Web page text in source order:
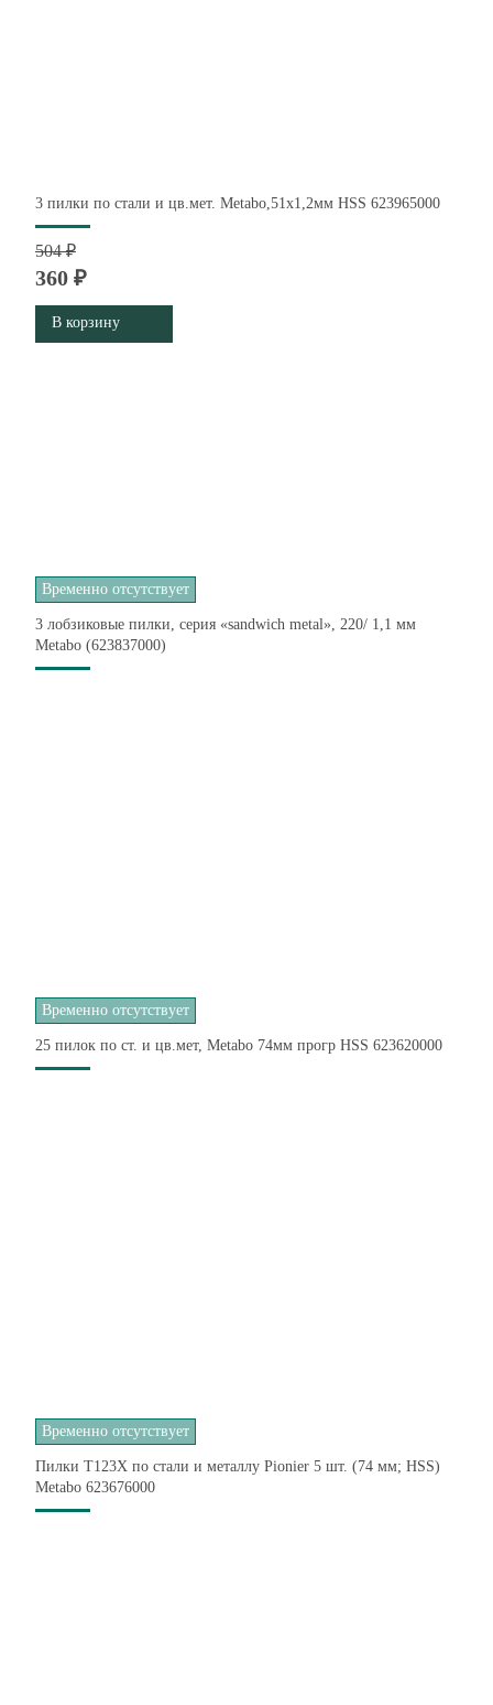
3 пилки по стали и цв.мет. Metabo,51х1,2мм HSS 623965000
504 ₽
360 ₽
В корзину
Временно отсутствует
3 лобзиковые пилки, серия «sandwich metal», 220/ 1,1 мм
Metabo (623837000)
Временно отсутствует
25 пилок по ст. и цв.мет, Metabo 74мм прогр HSS 623620000
Временно отсутствует
Пилки T123X по стали и металлу Pionier 5 шт. (74 мм; HSS)
Metabo 623676000